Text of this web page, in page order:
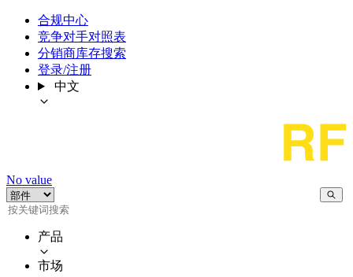
合规中心
竞争对手对照表
分销商库存搜索
登录/注册
中文
No value
产品
市场